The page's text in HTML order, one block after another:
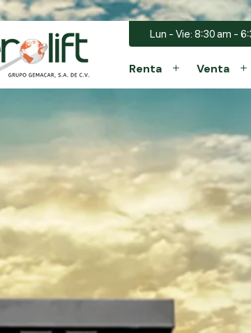
Lun - Vie: 8:30 am -
Renta Venta